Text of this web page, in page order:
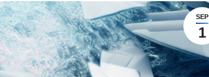
SEP
1